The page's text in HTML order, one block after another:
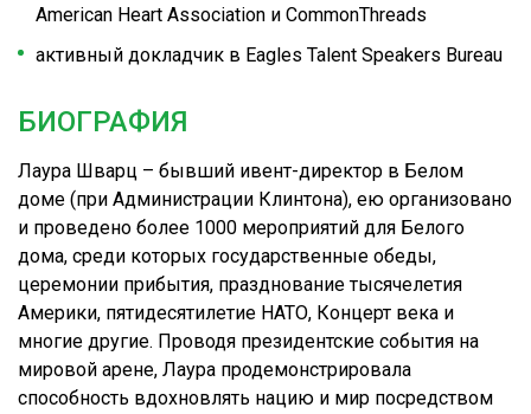
American Heart Association и CommonThreads
активный докладчик в Eagles Talent Speakers Bureau
БИОГРАФИЯ
Лаура Шварц – бывший ивент-директор в Белом
доме (при Администрации Клинтона), ею организовано
и проведено более 1000 мероприятий для Белого
дома, среди которых государственные обеды,
церемонии прибытия, празднование тысячелетия
Америки, пятидесятилетие НАТО, Концерт века и
многие другие. Проводя президентские события на
мировой арене, Лаура продемонстрировала
способность вдохновлять нацию и мир посредством